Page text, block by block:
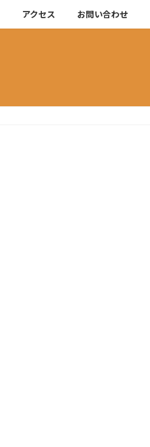
アクセス お問い合わせ